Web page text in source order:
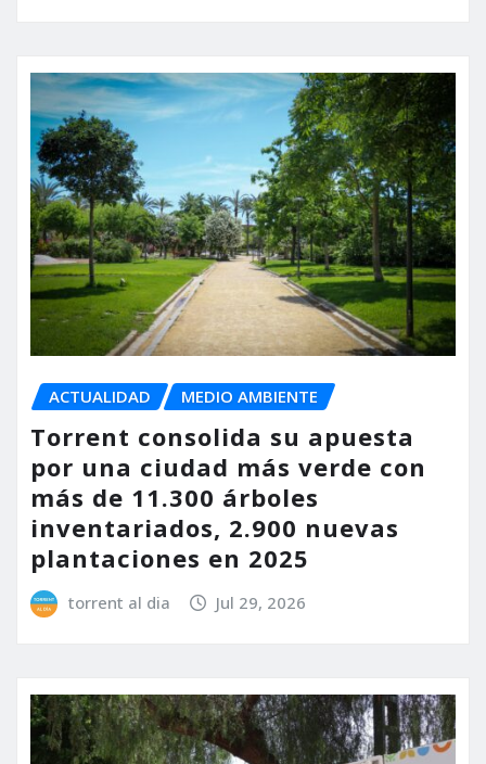
ACTUALIDAD MEDIO AMBIENTE
Torrent consolida su apuesta
por una ciudad más verde con
más de 11.300 árboles
inventariados, 2.900 nuevas
plantaciones en 2025
torrent al dia Jul 29, 2026